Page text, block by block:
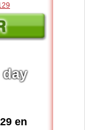
en